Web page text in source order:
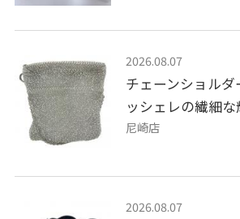
2026.08.07
チェーンショル
ッシェレの繊細
尼崎店
2026.08.07